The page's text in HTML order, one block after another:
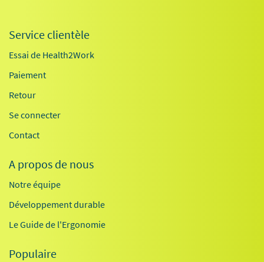
Service clientèle
Essai de Health2Work
Paiement
Retour
Se connecter
Contact
A propos de nous
Notre équipe
Développement durable
Le Guide de l'Ergonomie
Populaire